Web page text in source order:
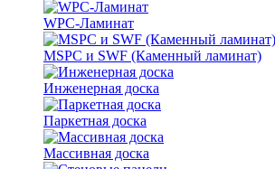
WPC-Ламинат
MSPC и SWF (Каменный ламинат)
Инженерная доска
Паркетная доска
Массивная доска